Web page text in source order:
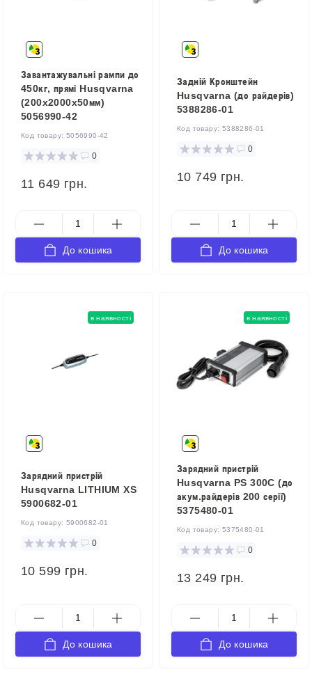
Завантажувальні рампи до
450кг, прямі Husqvarna
(200x2000x50мм)
5056990-42
Код товару: 5056990-42
0
11 649 грн.
До кошика
Задній Кронштейн
Husqvarna (до райдерів)
5388286-01
Код товару: 5388286-01
0
10 749 грн.
До кошика
в наявності
Зарядний пристрій
Husqvarna LITHIUM XS
5900682-01
Код товару: 5900682-01
0
10 599 грн.
До кошика
в наявності
Зарядний пристрій
Husqvarna PS 300C (до
акум.райдерів 200 серії)
5375480-01
Код товару: 5375480-01
0
13 249 грн.
До кошика